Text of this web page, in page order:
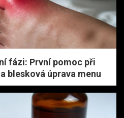
fázi: První pomoc při
blesková úprava menu